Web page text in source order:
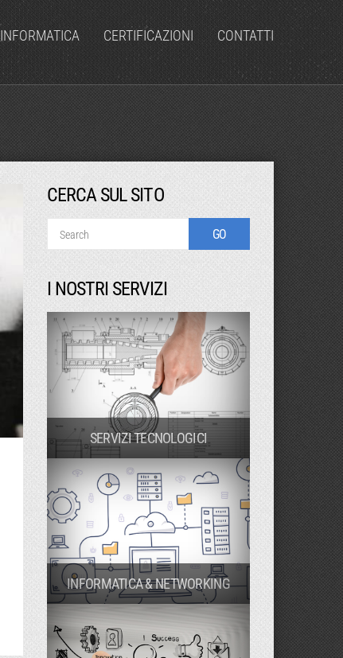
INFORMATICA CERTIFICAZIONI CONTATTI
CERCA SUL SITO
I NOSTRI SERVIZI
SERVIZI TECNOLOGICI
INFORMATICA & NETWORKING